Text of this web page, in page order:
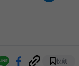
收藏